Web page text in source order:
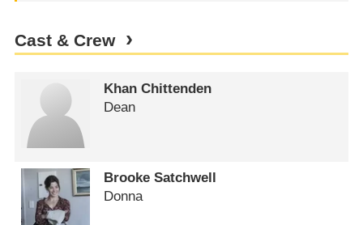
Cast & Crew
Khan Chittenden
Dean
Brooke Satchwell
Donna